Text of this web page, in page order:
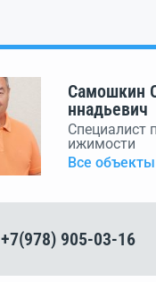
Самошкин
ннадьевич
Специалист
ижимости
Все объекты
+7(978) 905-03-16